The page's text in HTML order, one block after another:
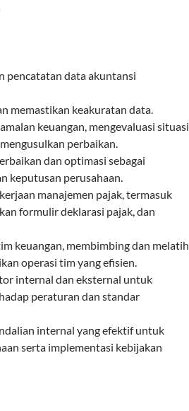
pencatatan data akuntansi
memastikan keakuratan data.
keuangan, mengevaluasi situasi
perbaikan.
dan optimasi sebagai
keputusan perusahaan.
manajemen pajak, termasuk
formulir deklarasi pajak, dan
keuangan, membimbing dan melatih
operasi tim yang efisien.
internal dan eksternal untuk
peraturan dan standar
internal yang efektif untuk
serta implementasi kebijakan